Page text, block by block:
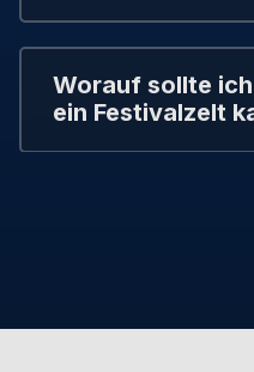
Worauf sollte
ein Festivalzelt